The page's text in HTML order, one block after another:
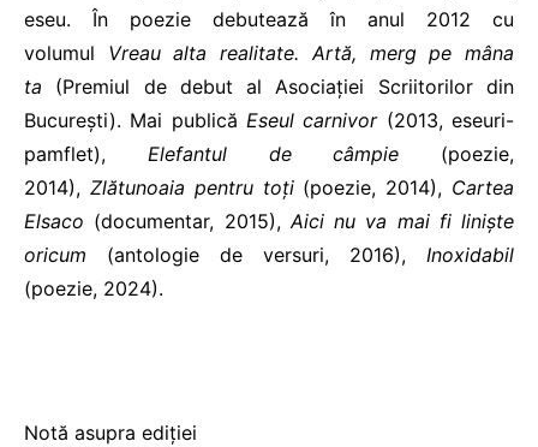
eseu. În poezie debutează în anul 2012 cu
volumul Vreau alta realitate. Artă, merg pe mâna
ta (Premiul de debut al Asociației Scriitorilor din
București). Mai publică Eseul carnivor(2013, eseuri-
pamflet), Elefantul de câmpie (poezie,
2014), Zlătunoaia pentru toți(poezie, 2014), Cartea
Elsaco (documentar, 2015),Aici nu va mai fi liniște
oricum (antologie de versuri, 2016), Inoxidabil
(poezie, 2024).
Notă asupra ediției